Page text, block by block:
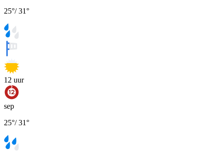
25°/31°
12 uur
sep
25°/31°